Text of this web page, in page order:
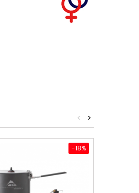
>
<
-18%